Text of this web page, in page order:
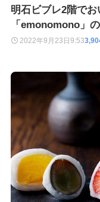
明石ビブレ2階で
「emonomono」
2022年9月23日 9:53